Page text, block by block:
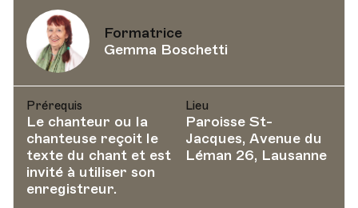
Formatrice
Gemma Boschetti
Prérequis
Le chanteur ou la
chanteuse reçoit le
texte du chant et est
invité à utiliser son
enregistreur.
Lieu
Paroisse St-
Jacques, Avenue du
Léman 26, Lausanne